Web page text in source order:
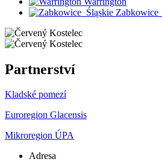
Partnerství
Kladské pomezí
Euroregion Glacensis
Mikroregion ÚPA
Adresa